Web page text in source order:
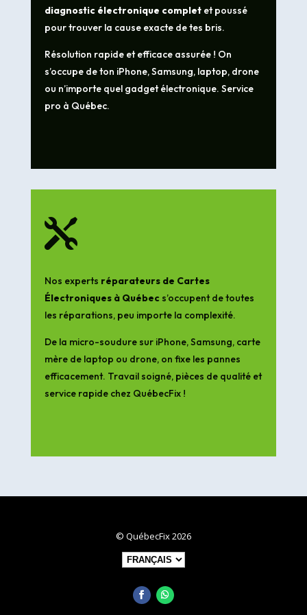
diagnostic électronique completet poussé
pour trouver la cause exacte de tes bris.
Résolution rapide et efficace assurée ! On
s’occupe de ton iPhone, Samsung, laptop, drone
ou n’importe quel gadget électronique. Service
pro à Québec.

Nos experts réparateurs de Cartes
Électroniques à Québecs’occupent de toutes
les réparations, peu importe la complexité.
De la micro-soudure sur iPhone, Samsung, carte
mère de laptop ou drone, on fixe les pannes
efficacement. Travail soigné, pièces de qualité et
service rapide chez QuébecFix !
© QuébecFix 2026